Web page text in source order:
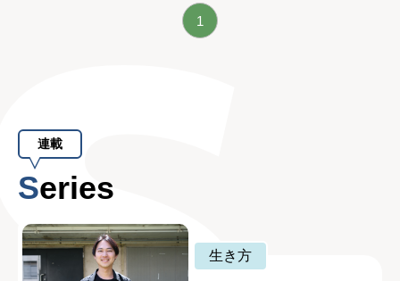
1
連載
Series
生き方